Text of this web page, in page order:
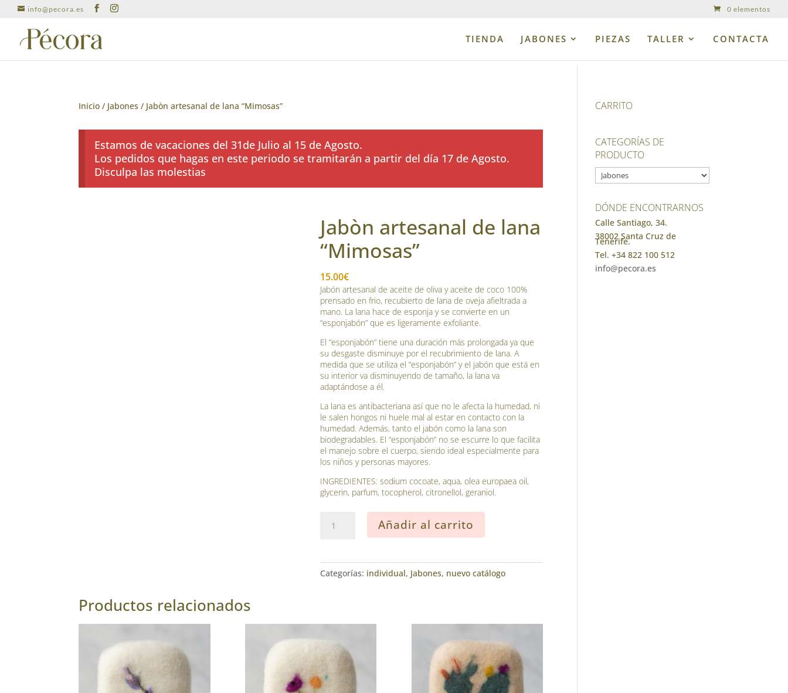
info@pecora.es 0 elementos
TIENDA JABONES PIEZAS TALLER CONTACTA
Inicio / Jabones / Jabòn artesanal de lana “Mimosas”
Estamos de vacaciones del 31de Julio al 15 de Agosto.
Los pedidos que hagas en este periodo se tramitarán a partir del día 17 de Agosto.
Disculpa las molestias
Jabòn artesanal de lana
“Mimosas”
15.00€
Jabón artesanal de aceite de oliva y aceite de coco 100%
prensado en frio, recubierto de lana de oveja afieltrada a
mano. La lana hace de esponja y se convierte en un
“esponjabón” que es ligeramente exfoliante.
El “esponjabón” tiene una duración más prolongada ya que
su desgaste disminuye por el recubrimiento de lana. A
medida que se utiliza el “esponjabón” y el jabón que está en
su interior va disminuyendo de tamaño, la lana va
adaptándose a él.
La lana es antibacteriana así que no le afecta la humedad, ni
le salen hongos ni huele mal al estar en contacto con la
humedad. Además, tanto el jabón como la lana son
biodegradables. El “esponjabón” no se escurre lo que facilita
el manejo sobre el cuerpo, siendo ideal especialmente para
los niños y personas mayores.
INGREDIENTES: sodium cocoate, aqua, olea europaea oil,
glycerin, parfum, tocopherol, citronellol, geraniol.
artesanal
“Mimosas”
Añadir al carrito
Categorías: individual, Jabones, nuevo catálogo
Productos relacionados
CARRITO
CATEGORÍAS DE
PRODUCTO
DÓNDE ENCONTRARNOS
Calle Santiago, 34.
38002 Santa Cruz de
Tenerife.
Tel. +34 822 100 512
info@pecora.es